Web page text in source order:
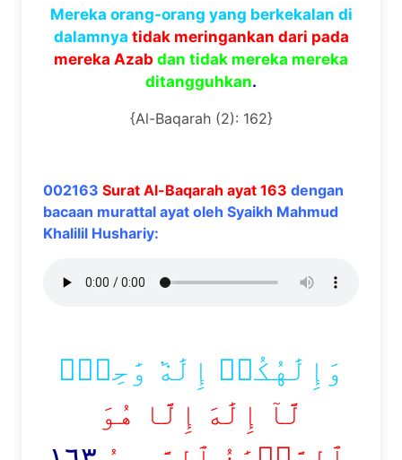
Mereka orang-orang yang berkekalan di
dalamnya tidak meringankan dari pada
mereka Azab dan tidak mereka mereka
ditangguhkan.
{Al-Baqarah (2): 162}
002163 Surat Al-Baqarah ayat 163 dengan
bacaan murattal ayat oleh Syaikh Mahmud
Khalilil Hushariy:
وَإِلَٰهُكُمۡ إِلَٰهٞ وَٰحِدٞۖ
لَّآ إِلَٰهَ إِلَّا هُوَ